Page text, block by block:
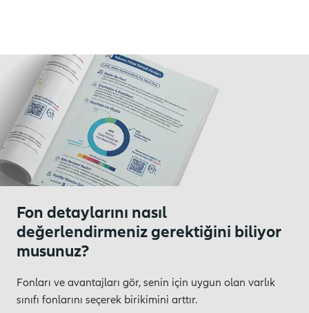
Fon detaylarını nasıl
değerlendirmeniz gerektiğini biliyor
musunuz?
Fonları ve avantajları gör, senin için uygun olan varlık
sınıfı fonlarını seçerek birikimini arttır.